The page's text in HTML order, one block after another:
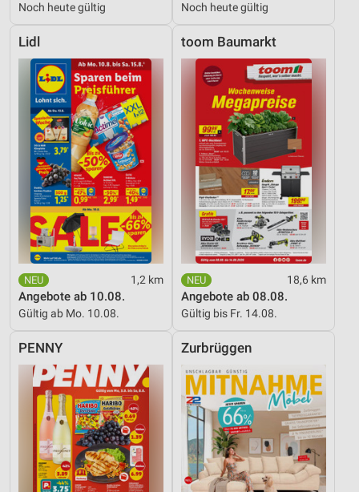
Noch heute gültig Noch heute gültig
Lidl
1,2 km
Angebote ab 10.08.
Gültig ab Mo. 10.08.
toom Baumarkt
18,6 km
Angebote ab 08.08.
Gültig bis Fr. 14.08.
PENNY Zurbrüggen